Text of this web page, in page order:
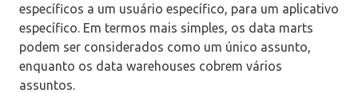
específicos a um usuário específico, para um aplicativo
específico. Em termos mais simples, os data marts
podem ser considerados como um único assunto,
enquanto os data warehouses cobrem vários
assuntos.